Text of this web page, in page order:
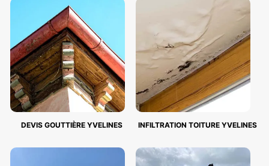
DEVIS GOUTTIÈRE YVELINES INFILTRATION TOITURE YVELINES